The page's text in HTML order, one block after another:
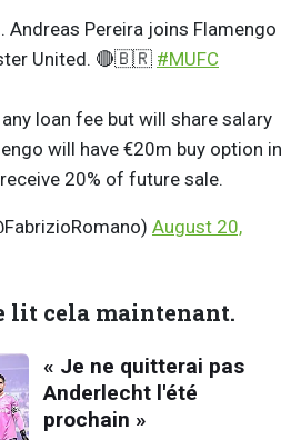
Andreas Pereira joins Flamengo
United. 🔴🇧🇷 #MUFC
loan fee but will share salary
will have €20m buy option in
20% of future sale.
August 20,
lit cela maintenant.
« Je ne quitterai pas
Anderlecht l'été
prochain »